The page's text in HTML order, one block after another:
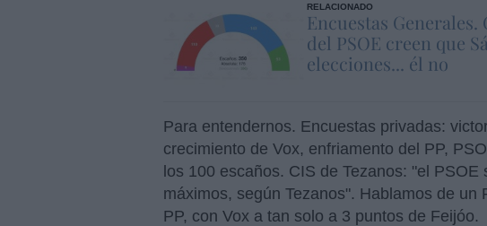
RELACIONADO
Encuestas
del PSOE creen que
elecciones... él no
Para entendernos. Encuestas privadas:
crecimiento de Vox, enfriamento del PP,
los 100 escaños. CIS de Tezanos: "el PSOE
máximos, según Tezanos". Hablamos de un
PP, con Vox a tan solo a 3 puntos de Feijóo.